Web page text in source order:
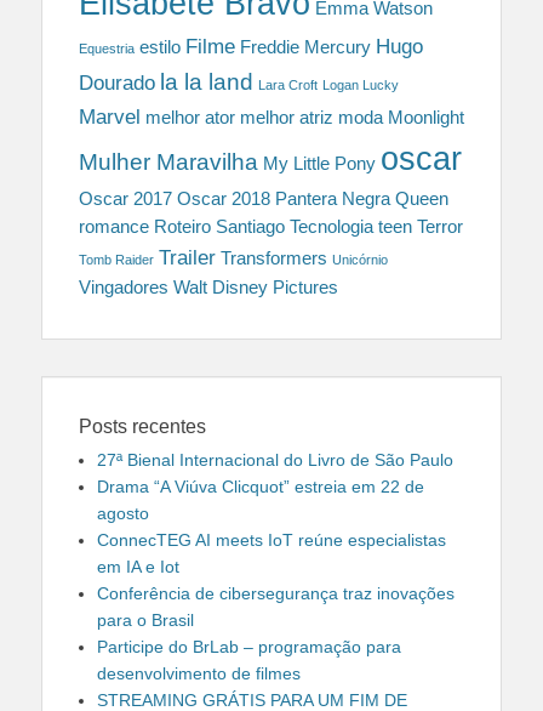
Emma Watson
Equestria estilo Filme Freddie Mercury Hugo
Dourado la la land Lara Croft Logan Lucky
Marvel melhor ator melhor atriz moda Moonlight
Mulher Maravilha My Little Pony oscar
Oscar 2017 Oscar 2018 Pantera Negra Queen
romance Roteiro Santiago Tecnologia teen Terror
Tomb Raider Trailer Transformers Unicórnio
Vingadores Walt Disney Pictures
Posts recentes
27ª Bienal Internacional do Livro de São Paulo
Drama “A Viúva Clicquot” estreia em 22 de
agosto
ConnecTEG AI meets IoT reúne especialistas
em IA e Iot
Conferência de cibersegurança traz inovações
para o Brasil
Participe do BrLab – programação para
desenvolvimento de filmes
STREAMING GRÁTIS PARA UM FIM DE